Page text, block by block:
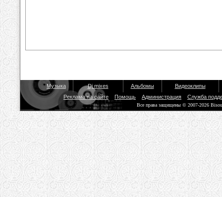
Музыка Dj mixes Альбомы
Видеоклипы
Реклама на сайте
Помощь Администрация Служба
Все права защищены © 2007-2026